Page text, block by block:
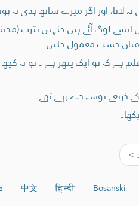
اور اگر میرے ساتھ ہدی نہ
آئے ہیں جنہیں یثرب (مدینہ
حسب معمول چلیں۔
ہے کہ تو ایک پتھر ہے ۔ تو نہ
ذریعے بوسہ دے رہے تھے۔
>
Bosanski
हिन्दी
中文